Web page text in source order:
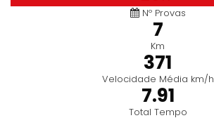
Nº Provas
7
Km
371
Velocidade Média km/h
7.91
Total Tempo